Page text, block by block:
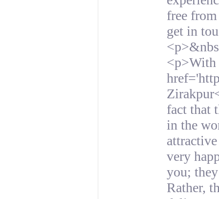
free
get in
<p>With
fact that
in the
very
you;
Rather,